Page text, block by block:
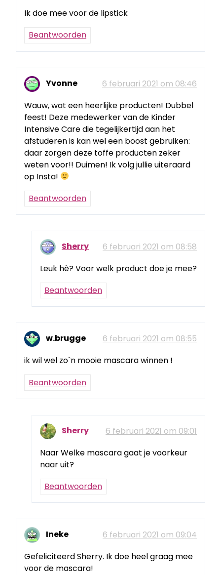
Ik doe mee voor de lipstick
Beantwoorden
Yvonne
6 februari 2021 om 08:46
Wauw, wat een heerlijke producten! Dubbel
feest! Deze medewerker van de Kinder
Intensive Care die tegelijkertijd aan het
afstuderen is kan wel een boost gebruiken:
daar zorgen deze toffe producten zeker
weten voor!! Duimen! Ik volg jullie uiteraard
op Insta!
Beantwoorden
Sherry
6 februari 2021 om 08:58
Leuk hè? Voor welk product doe je mee?
Beantwoorden
w.brugge
6 februari 2021 om 08:55
ik wil wel zo`n mooie mascara winnen !
Beantwoorden
Sherry
6 februari 2021 om 09:01
Naar Welke mascara gaat je voorkeur
naar uit?
Beantwoorden
Ineke
6 februari 2021 om 09:04
Gefeliciteerd Sherry. Ik doe heel graag mee
voor de mascara!